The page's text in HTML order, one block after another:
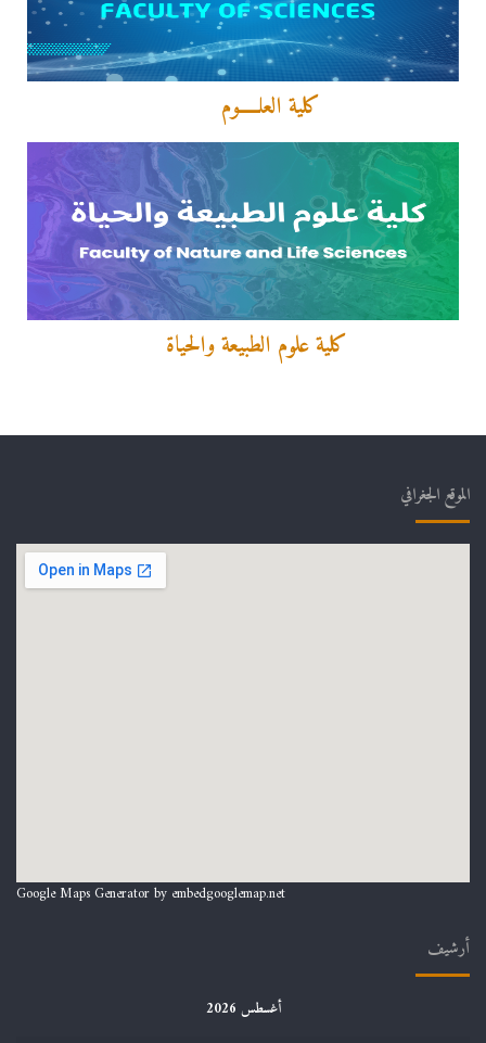
كلية العلـــــوم
كلية علوم الطبيعة والحياة
الموقع الجغرافي
Google Maps Generator by embedgooglemap.net
أرشيف
أغسطس 2026